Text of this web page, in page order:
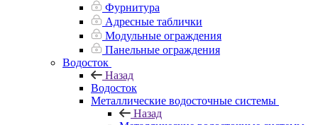
Фурнитура
Адресные таблички
Модульные ограждения
Панельные ограждения
Водосток
Назад
Водосток
Металлические водосточные системы
Назад